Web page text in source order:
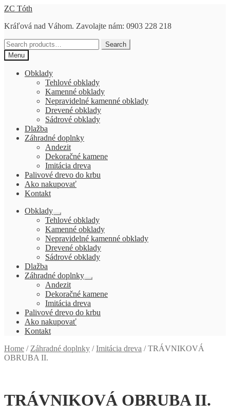
Preskočiť
navigáciu
Preskočiť
obsah
ZC Tóth
Kráľová nad Váhom. Zavolajte nám: 0903 228 218
Search
for:
Search
Menu
Obklady
Tehlové obklady
Kamenné obklady
Nepravidelné kamenné obklady
Drevené obklady
Sádrové obklady
Dlažba
Záhradné doplnky
Andezit
Dekoračné kamene
Imitácia dreva
Palivové drevo do krbu
Ako nakupovať
Kontakt
Obklady
Rozbaliť
podradené
menu
Tehlové obklady
Kamenné obklady
Nepravidelné kamenné obklady
Drevené obklady
Sádrové obklady
Dlažba
Záhradné doplnky
Rozbaliť
menu
Andezit
Dekoračné kamene
Imitácia dreva
Palivové drevo do krbu
Ako nakupovať
Kontakt
Home / Záhradné doplnky /Imitácia dreva /TRÁVNIKOVÁ
OBRUBA II.
TRÁVNIKOVÁ OBRUBA II.